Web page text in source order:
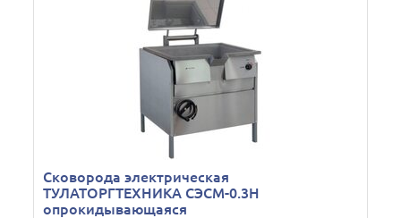
Сковорода электрическая
ТУЛАТОРГТЕХНИКА СЭСМ-0.3Н
опрокидывающаяся